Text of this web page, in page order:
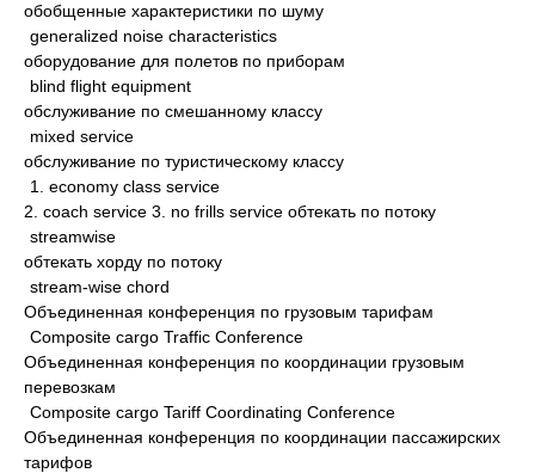
обобщенные характеристики по шуму
generalized noise characteristics
оборудование для полетов по приборам
blind flight equipment
обслуживание по смешанному классу
mixed service
обслуживание по туристическому классу
1. economy class service
2. coach service 3. no frills service обтекать по потоку
streamwise
обтекать хорду по потоку
stream-wise chord
Объединенная конференция по грузовым тарифам
Composite cargo Traffic Conference
Объединенная конференция по координации грузовым
перевозкам
Composite cargo Tariff Coordinating Conference
Объединенная конференция по координации пассажирских
тарифов